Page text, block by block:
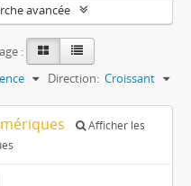
avancée
:
Direction: Croissant
Afficher les